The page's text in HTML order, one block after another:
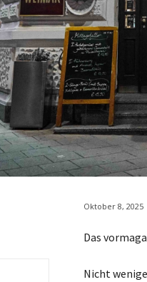
Oktober 8, 2025
Das
Nicht